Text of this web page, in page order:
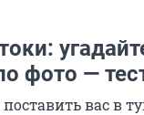
фото —
вас в